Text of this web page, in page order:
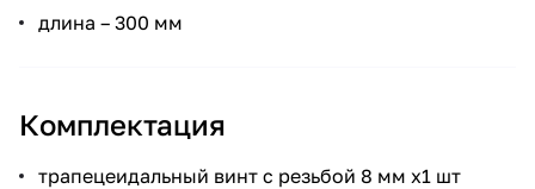
длина – 300 мм
Комплектация
трапецеидальный винт с резьбой 8 мм х1 шт